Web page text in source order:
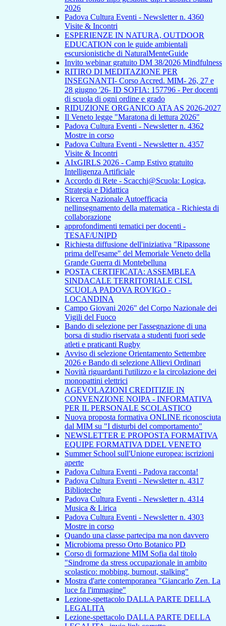
2026
Padova Cultura Eventi - Newsletter n. 4360
Visite & Incontri
ESPERIENZE IN NATURA, OUTDOOR
EDUCATION con le guide ambientali
escursionistiche di NaturalMenteGuide
Invito webinar gratuito DM 38/2026 Mindfulness
RITIRO DI MEDITAZIONE PER
INSEGNANTI- Corso Accred. MIM- 26, 27 e
28 giugno '26- ID SOFIA: 157796 - Per docenti
di scuola di ogni ordine e grado
RIDUZIONE ORGANICO ATA AS 2026-2027
Il Veneto legge "Maratona di lettura 2026"
Padova Cultura Eventi - Newsletter n. 4362
Mostre in corso
Padova Cultura Eventi - Newsletter n. 4357
Visite & Incontri
AIxGIRLS 2026 - Camp Estivo gratuito
Intelligenza Artificiale
Accordo di Rete - Scacchi@Scuola: Logica,
Strategia e Didattica
Ricerca Nazionale Autoefficacia
nellinsegnamento della matematica - Richiesta di
collaborazione
approfondimenti tematici per docenti -
TESAF/UNIPD
Richiesta diffusione dell'iniziativa "Ripassone
prima dell'esame" del Memoriale Veneto della
Grande Guerra di Montebelluna
POSTA CERTIFICATA: ASSEMBLEA
SINDACALE TERRITORIALE CISL
SCUOLA PADOVA ROVIGO -
LOCANDINA
Campo Giovani 2026" del Corpo Nazionale dei
Vigili del Fuoco
Bando di selezione per l'assegnazione di una
borsa di studio riservata a studenti fuori sede
atleti e praticanti Rugby
Avviso di selezione Orientamento Settembre
2026 e Bando di selezione Allievi Ordinari
Novità riguardanti l'utilizzo e la circolazione dei
monopattini elettrici
AGEVOLAZIONI CREDITIZIE IN
CONVENZIONE NOIPA - INFORMATIVA
PER IL PERSONALE SCOLASTICO
Nuova proposta formativa ONLINE riconosciuta
dal MIM su "I disturbi del comportamento"
NEWSLETTER E PROPOSTA FORMATIVA
EQUIPE FORMATIVA DDEL VENETO
Summer School sull'Unione europea: iscrizioni
aperte
Padova Cultura Eventi - Padova racconta!
Padova Cultura Eventi - Newsletter n. 4317
Biblioteche
Padova Cultura Eventi - Newsletter n. 4314
Musica & Lirica
Padova Cultura Eventi - Newsletter n. 4303
Mostre in corso
Quando una classe partecipa ma non davvero
Microbioma presso Orto Botanico PD
Corso di formazione MIM Sofia dal titolo
"Sindrome da stress occupazionale in ambito
scolastico: mobbing, burnout, stalking"
Mostra d'arte contemporanea "Giancarlo Zen. La
luce fa l'immagine"
Lezione-spettacolo DALLA PARTE DELLA
LEGALITA
Lezione-spettacolo DALLA PARTE DELLA